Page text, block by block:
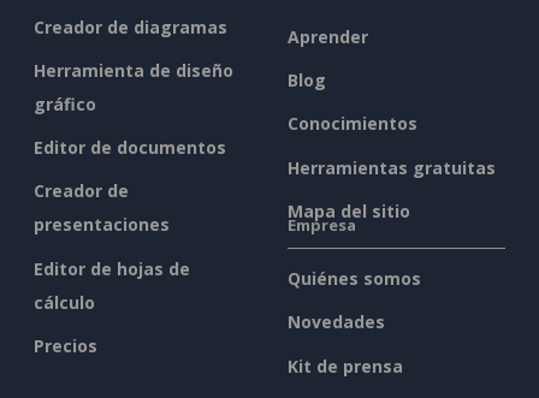
Creador de diagramas
Herramienta de diseño
gráfico
Editor de documentos
Creador de
presentaciones
Editor de hojas de
cálculo
Precios
Aprender
Blog
Conocimientos
Herramientas gratuitas
Mapa del sitio
Empresa
Quiénes somos
Novedades
Kit de prensa